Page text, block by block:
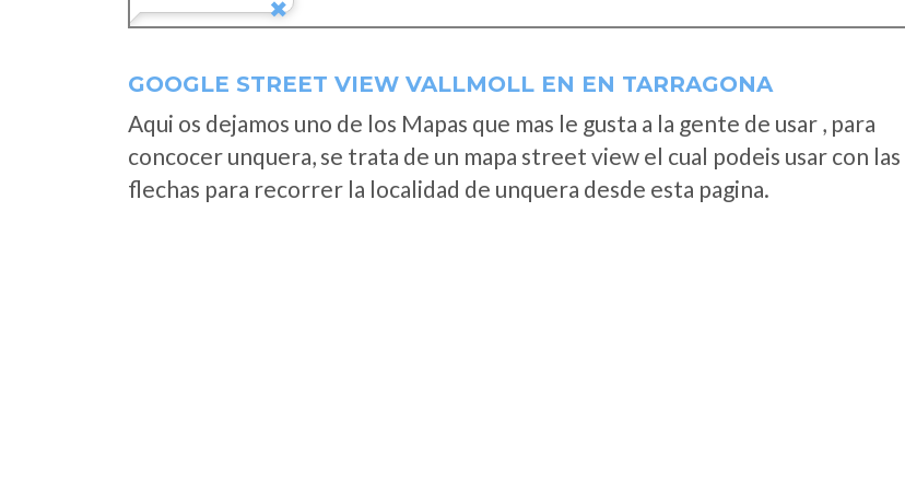
GOOGLE STREET VIEW VALLMOLL EN EN TARRAGONA
Aqui os dejamos uno de los Mapas que mas le gusta a la gente de usar , para
concocer unquera, se trata de un mapa street view el cual podeis usar con las
flechas para recorrer la localidad de unquera desde esta pagina.